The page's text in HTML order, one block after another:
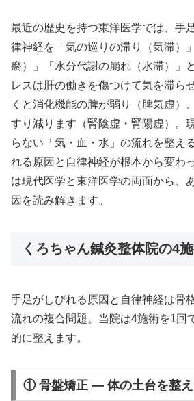
最近の歴史を持つ東洋医学では、手
律神経を「気の巡りの滞り（気滞）
瘀）」「水分代謝の崩れ（水滞）」
レスは肝の働きを傷つけて気を滞ら
くと消化機能の脾が弱り（脾気虚）
すり減ります（腎陰虚・腎陽虚）。
らない「気・血・水」の流れを整え
れる原因と自律神経が根本から変わ
は現代医学と東洋医学の両面から、
因を読み解きます。
くろちゃん鍼灸整体院の4
手足がしびれる原因と自律神経は骨
流れの複合問題。当院は4施術を1回
的に整えます。
① 骨盤矯正 — 体の土台を整